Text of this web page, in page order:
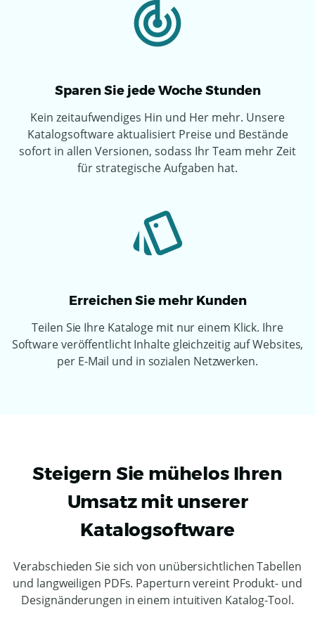
Sparen Sie jede Woche Stunden
Kein zeitaufwendiges Hin und Her mehr. Unsere
Katalogsoftware aktualisiert Preise und Bestände
sofort in allen Versionen, sodass Ihr Team mehr Zeit
für strategische Aufgaben hat.
Erreichen Sie mehr Kunden
Teilen Sie Ihre Kataloge mit nur einem Klick. Ihre
Software veröffentlicht Inhalte gleichzeitig auf Websites,
per E-Mail und in sozialen Netzwerken.
Steigern Sie mühelos Ihren
Umsatz mit unserer
Katalogsoftware
Verabschieden Sie sich von unübersichtlichen Tabellen
und langweiligen PDFs. Paperturn vereint Produkt- und
Designänderungen in einem intuitiven Katalog-Tool.